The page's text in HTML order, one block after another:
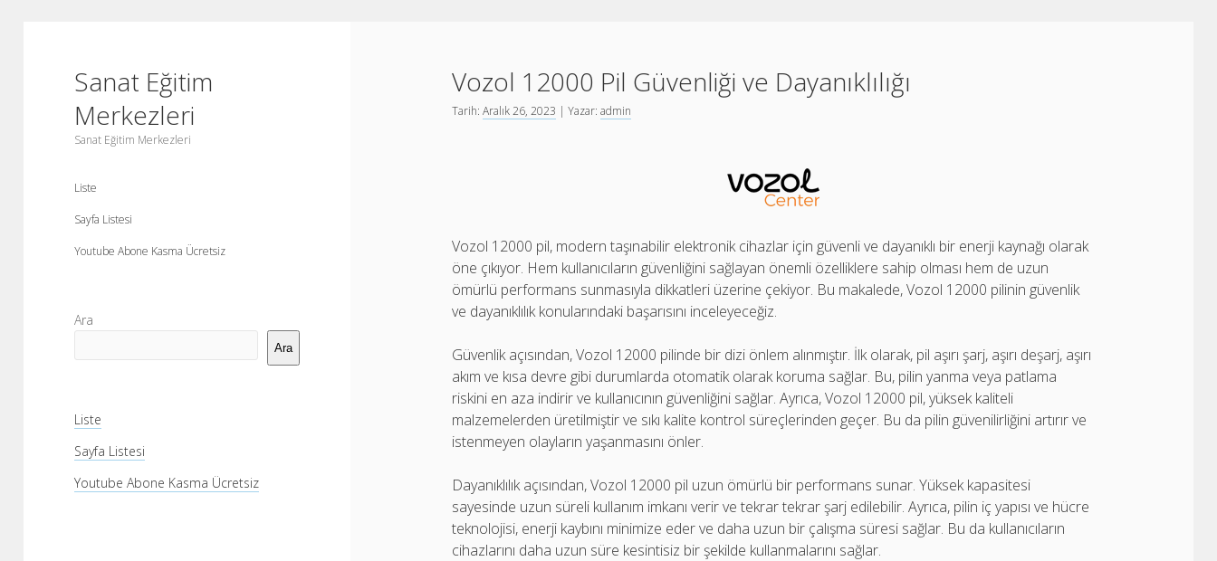
Sanat Eğitim
Merkezleri
Sanat Eğitim Merkezleri
Liste
Sayfa Listesi
Youtube Abone Kasma Ücretsiz
Yan
Menü
Ara
Ara
Liste
Sayfa Listesi
Youtube Abone Kasma Ücretsiz
Vozol 12000 Pil Güvenliği ve Dayanıklılığı
Tarih:Aralık 26, 2023 | Yazar:admin
Vozol 12000 pil, modern taşınabilir elektronik cihazlar için güvenli ve dayanıklı bir enerji kaynağı olarak
öne çıkıyor. Hem kullanıcıların güvenliğini sağlayan önemli özelliklere sahip olması hem de uzun
ömürlü performans sunmasıyla dikkatleri üzerine çekiyor. Bu makalede, Vozol 12000 pilinin güvenlik
ve dayanıklılık konularındaki başarısını inceleyeceğiz.
Güvenlik açısından, Vozol 12000 pilinde bir dizi önlem alınmıştır. İlk olarak, pil aşırı şarj, aşırı deşarj, aşırı
akım ve kısa devre gibi durumlarda otomatik olarak koruma sağlar. Bu, pilin yanma veya patlama
riskini en aza indirir ve kullanıcının güvenliğini sağlar. Ayrıca, Vozol 12000 pil, yüksek kaliteli
malzemelerden üretilmiştir ve sıkı kalite kontrol süreçlerinden geçer. Bu da pilin güvenilirliğini artırır ve
istenmeyen olayların yaşanmasını önler.
Dayanıklılık açısından, Vozol 12000 pil uzun ömürlü bir performans sunar. Yüksek kapasitesi
sayesinde uzun süreli kullanım imkanı verir ve tekrar tekrar şarj edilebilir. Ayrıca, pilin iç yapısı ve hücre
teknolojisi, enerji kaybını minimize eder ve daha uzun bir çalışma süresi sağlar. Bu da kullanıcıların
cihazlarını daha uzun süre kesintisiz bir şekilde kullanmalarını sağlar.